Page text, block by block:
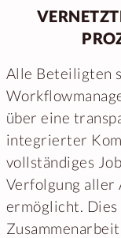
Alle Beteiligten
über eine
integrierter
vollständiges
Verfolgung aller
ermöglicht.